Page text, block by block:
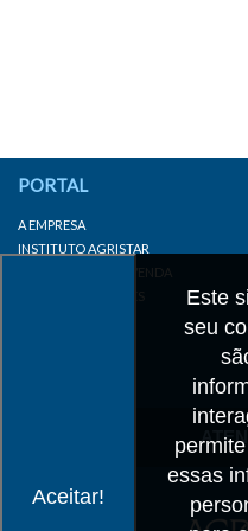
Aceitar!
Este
seu
essas
PORTAL
A EMPRESA
INSTITUTO AGRISTAR
DISTRIBUIDOR/REVENDA
LINKS IMPORTANTES